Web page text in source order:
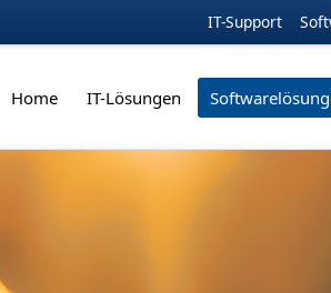
IT-Support
Home IT-Lösungen